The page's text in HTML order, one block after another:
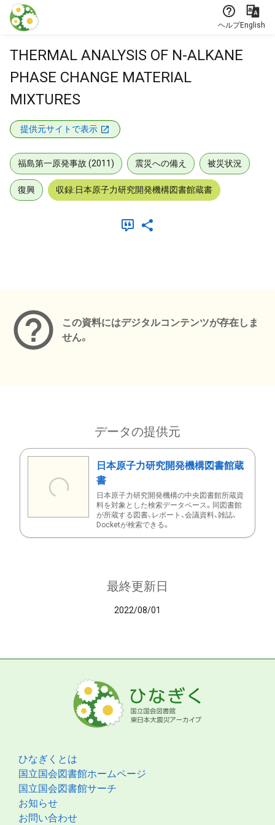
本文に飛ぶ
ヘルプEnglish
THERMAL ANALYSIS OF N-ALKANE
PHASE CHANGE MATERIAL
MIXTURES
提供元サイトで表示
福島第一原発事故 (2011) 震災への備え 被災状況
復興 収録:日本原子力研究開発機構図書館蔵書
この資料にはデジタルコンテンツが存在しま
せん。
データの提供元
日本原子力研究開発機構図書館蔵
書
日本原子力研究開発機構の中央図書館所蔵資
料を対象とした検索データベース。同図書館
が所蔵する図書、レポート、会議資料、雑誌、
Docketが検索できる。
最終更新日
2022/08/01
ひなぎくとは
国立国会図書館ホームページ
国立国会図書館サーチ
お知らせ
お問い合わせ